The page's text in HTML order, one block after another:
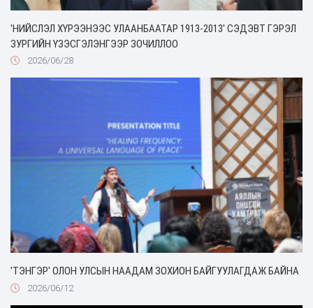
'НИЙСЛЭЛ ХҮРЭЭНЭЭС УЛААНБААТАР 1913-2013' СЭДЭВТ ГЭРЭЛ
ЗУРГИЙН ҮЗЭСГЭЛЭНГЭЭР ЗОЧИЛЛОО
2026/06/28
'ТЭНГЭР' ОЛОН УЛСЫН НААДАМ ЗОХИОН БАЙГУУЛАГДАЖ БАЙНА
2026/06/12